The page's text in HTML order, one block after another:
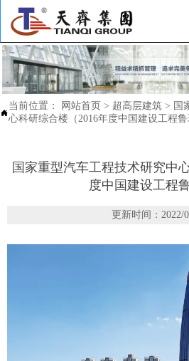

当前位置： 网站首页 > 超高层建筑 > 国
心科研综合楼（2016年度中国建设工程鲁
国家重型汽车工程技术研究中
度中国建设工程
更新时间：2022/